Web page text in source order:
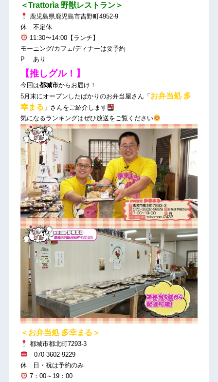
＜Trattorìa 野獣レストラン＞
鹿児島県鹿児島市吉野町4952-9
休 不定休
11:30〜14:00【ランチ】
モーニング/カフェ/ディナーは要予約
P あり
【推しグル！】
今回は都城市からお届け！
5月末にオープンしたばかりのお弁当屋さん「 お弁当処 多
幸まる 」さんをご紹介します
気になるランキングはぜひ放送をご覧ください
＜お弁当処 多幸まる＞
都城市都北町7293-3
070-3602-9229
休 日・祝は予約のみ
7：00～19：00